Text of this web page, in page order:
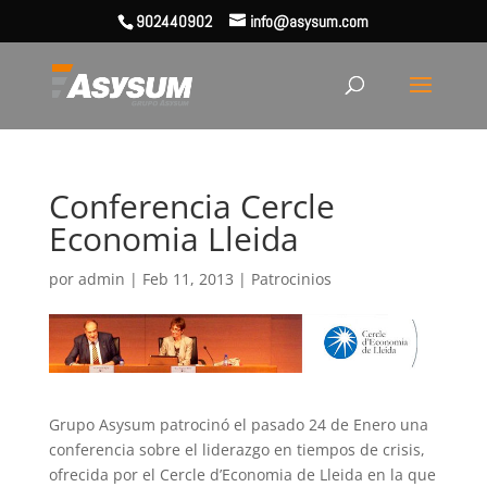
902440902 info@asysum.com
Conferencia Cercle
Economia Lleida
por admin | Feb 11, 2013 | Patrocinios
Grupo Asysum patrocinó el pasado 24 de Enero una
conferencia sobre el liderazgo en tiempos de crisis,
ofrecida por el Cercle d’Economia de Lleida en la que